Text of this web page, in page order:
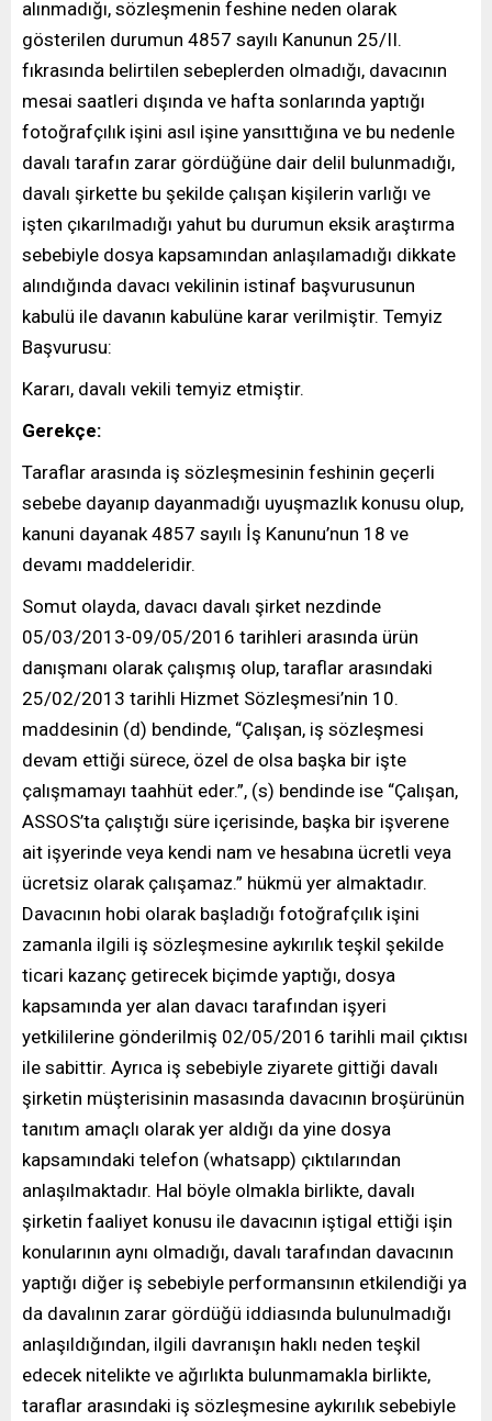
alınmadığı, sözleşmenin feshine neden olarak
gösterilen durumun 4857 sayılı Kanunun 25/II.
fıkrasında belirtilen sebeplerden olmadığı, davacının
mesai saatleri dışında ve hafta sonlarında yaptığı
fotoğrafçılık işini asıl işine yansıttığına ve bu nedenle
davalı tarafın zarar gördüğüne dair delil bulunmadığı,
davalı şirkette bu şekilde çalışan kişilerin varlığı ve
işten çıkarılmadığı yahut bu durumun eksik araştırma
sebebiyle dosya kapsamından anlaşılamadığı dikkate
alındığında davacı vekilinin istinaf başvurusunun
kabulü ile davanın kabulüne karar verilmiştir. Temyiz
Başvurusu:
Kararı, davalı vekili temyiz etmiştir.
Gerekçe:
Taraflar arasında iş sözleşmesinin feshinin geçerli
sebebe dayanıp dayanmadığı uyuşmazlık konusu olup,
kanuni dayanak 4857 sayılı İş Kanunu’nun 18 ve
devamı maddeleridir.
Somut olayda, davacı davalı şirket nezdinde
05/03/2013-09/05/2016 tarihleri arasında ürün
danışmanı olarak çalışmış olup, taraflar arasındaki
25/02/2013 tarihli Hizmet Sözleşmesi’nin 10.
maddesinin (d) bendinde, “Çalışan, iş sözleşmesi
devam ettiği sürece, özel de olsa başka bir işte
çalışmamayı taahhüt eder.”, (s) bendinde ise “Çalışan,
ASSOS’ta çalıştığı süre içerisinde, başka bir işverene
ait işyerinde veya kendi nam ve hesabına ücretli veya
ücretsiz olarak çalışamaz.” hükmü yer almaktadır.
Davacının hobi olarak başladığı fotoğrafçılık işini
zamanla ilgili iş sözleşmesine aykırılık teşkil şekilde
ticari kazanç getirecek biçimde yaptığı, dosya
kapsamında yer alan davacı tarafından işyeri
yetkililerine gönderilmiş 02/05/2016 tarihli mail çıktısı
ile sabittir. Ayrıca iş sebebiyle ziyarete gittiği davalı
şirketin müşterisinin masasında davacının broşürünün
tanıtım amaçlı olarak yer aldığı da yine dosya
kapsamındaki telefon (whatsapp) çıktılarından
anlaşılmaktadır. Hal böyle olmakla birlikte, davalı
şirketin faaliyet konusu ile davacının iştigal ettiği işin
konularının aynı olmadığı, davalı tarafından davacının
yaptığı diğer iş sebebiyle performansının etkilendiği ya
da davalının zarar gördüğü iddiasında bulunulmadığı
anlaşıldığından, ilgili davranışın haklı neden teşkil
edecek nitelikte ve ağırlıkta bulunmamakla birlikte,
taraflar arasındaki iş sözleşmesine aykırılık sebebiyle